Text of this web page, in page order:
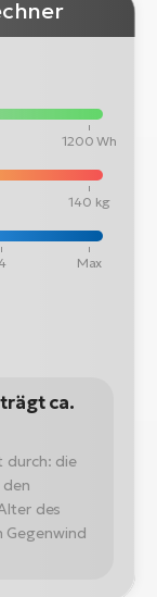
1200 Wh
140 kg
4 Max
ca.
durch: die
des
Gegenwind